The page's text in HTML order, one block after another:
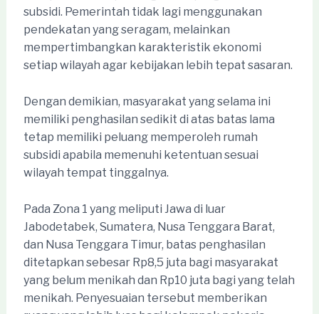
subsidi. Pemerintah tidak lagi menggunakan
pendekatan yang seragam, melainkan
mempertimbangkan karakteristik ekonomi
setiap wilayah agar kebijakan lebih tepat sasaran.
Dengan demikian, masyarakat yang selama ini
memiliki penghasilan sedikit di atas batas lama
tetap memiliki peluang memperoleh rumah
subsidi apabila memenuhi ketentuan sesuai
wilayah tempat tinggalnya.
Pada Zona 1 yang meliputi Jawa di luar
Jabodetabek, Sumatera, Nusa Tenggara Barat,
dan Nusa Tenggara Timur, batas penghasilan
ditetapkan sebesar Rp8,5 juta bagi masyarakat
yang belum menikah dan Rp10 juta bagi yang telah
menikah. Penyesuaian tersebut memberikan